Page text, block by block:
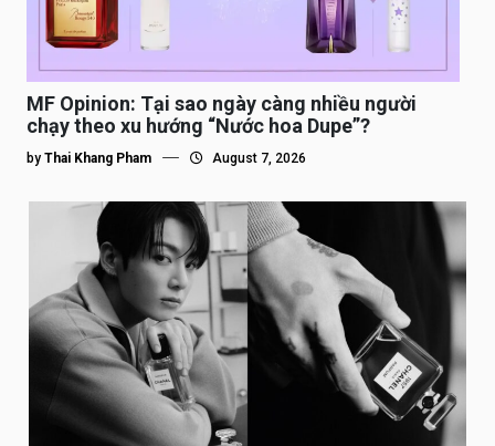
MF Opinion: Tại sao ngày càng nhiều người
chạy theo xu hướng “Nước hoa Dupe”?
by Thai Khang Pham August 7, 2026